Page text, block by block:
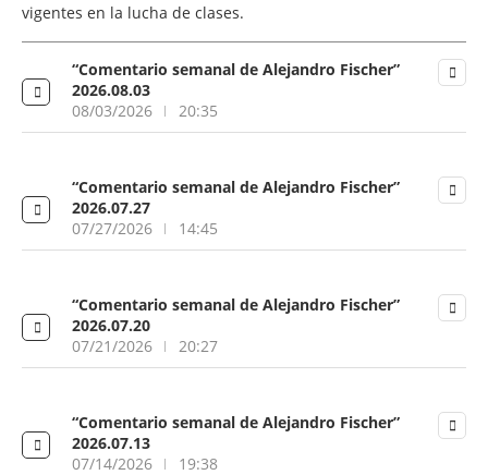
vigentes en la lucha de clases.
“Comentario semanal de Alejandro Fischer”
2026.08.03
08/03/2026
20:35
“Comentario semanal de Alejandro Fischer”
2026.07.27
07/27/2026
14:45
“Comentario semanal de Alejandro Fischer”
2026.07.20
07/21/2026
20:27
“Comentario semanal de Alejandro Fischer”
2026.07.13
07/14/2026
19:38